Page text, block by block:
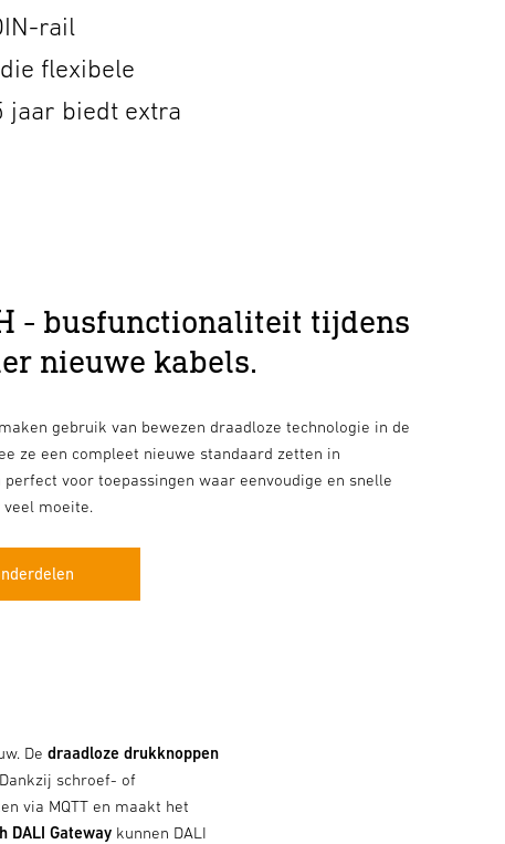
rail
flexibele
jaar biedt extra
- busfunctionaliteit tijdens
nieuwe kabels.
gebruik van bewezen draadloze technologie in de
ze een compleet nieuwe standaard zetten in
voor toepassingen waar eenvoudige en snelle
moeite.
De draadloze drukknoppen
schroef- of
via MQTT en maakt het
DALI Gateway kunnen DALI